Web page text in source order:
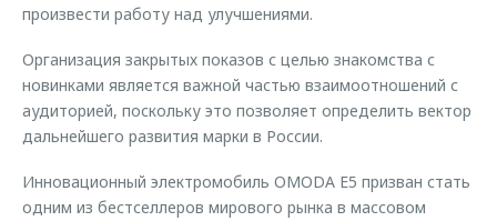
произвести работу над улучшениями.
Организация закрытых показов с целью знакомства с
новинками является важной частью взаимоотношений с
аудиторией, поскольку это позволяет определить вектор
дальнейшего развития марки в России.
Инновационный электромобиль OMODA E5 призван стать
одним из бестселлеров мирового рынка в массовом